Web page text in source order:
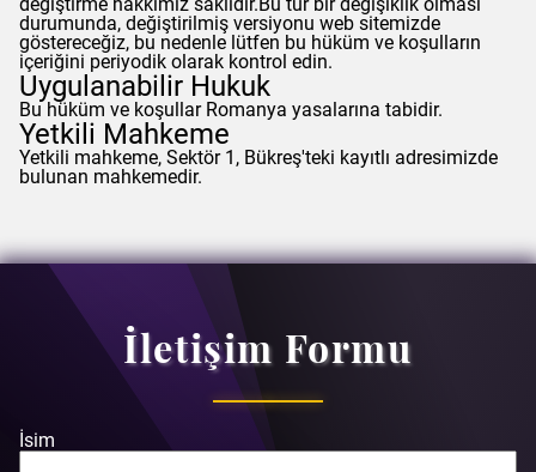
durumunda, değiştirilmiş versiyonu web sitemizde
göstereceğiz, bu nedenle lütfen bu hüküm ve koşulların
içeriğini periyodik olarak kontrol edin.
Uygulanabilir Hukuk
Bu hüküm ve koşullar Romanya yasalarına tabidir.
Yetkili Mahkeme
Yetkili mahkeme, Sektör 1, Bükreş'teki kayıtlı adresimizde
bulunan mahkemedir.
İletişim Formu
İsim